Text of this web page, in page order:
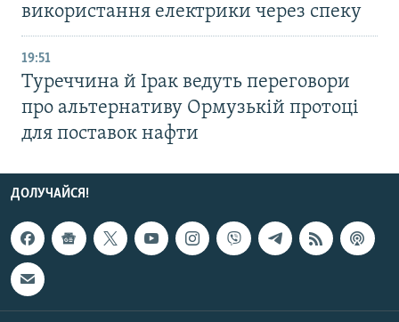
використання електрики через спеку
19:51
Туреччина й Ірак ведуть переговори
про альтернативу Ормузькій протоці
для поставок нафти
ДОЛУЧАЙСЯ!